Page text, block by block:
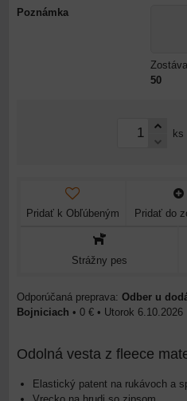
Poznámka
50
ks
Pridať k Obľúbeným Pridať do
Strážny pes
Odber u
Bojniciach • 0 € • Utorok 6.10.2026
Odolná vesta z fleece
Elastický patent na rukávoch a